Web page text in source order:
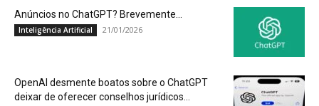
Anúncios no ChatGPT? Brevemente…
Inteligência Artificial 21/01/2026
OpenAI desmente boatos sobre o ChatGPT
deixar de oferecer conselhos jurídicos...